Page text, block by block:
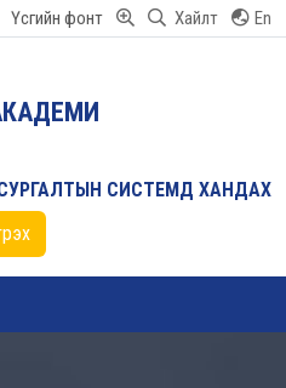
Үсгийн фонт Хайлт En
СИСТЕМД ХАНДАХ